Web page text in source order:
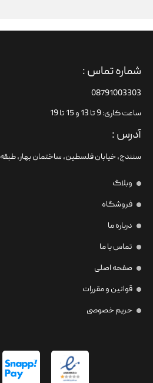
شماره تماس :
08791003303
ساعت کاری: 9 تا 13 و 15 تا 19
آدرس :
سنندج، خیابان فلسطین،‌ ساختمان بهار، طبقه2
وبلاگ
فروشگاه
درباره ما
تماس با ما
صفحه اصلی
قوانین و مقررات
حریم خصوصی